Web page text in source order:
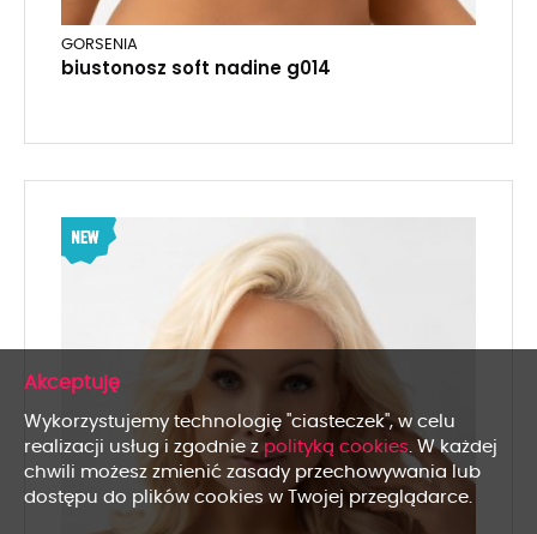
GORSENIA
biustonosz soft nadine g014
Wykorzystujemy technologię "ciasteczek", w celu
realizacji usług i zgodnie z polityką cookies. W każdej
chwili możesz zmienić zasady przechowywania lub
dostępu do plików cookies w Twojej przeglądarce.